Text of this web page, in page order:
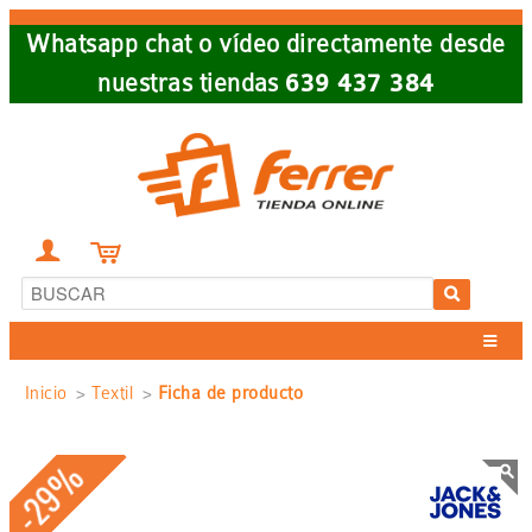
Skip
Whatsapp chat o vídeo directamente desde
nuestras tiendas 639 437 384
 
Sobrescribir
de
Inicio Textil Ficha de producto
-29%